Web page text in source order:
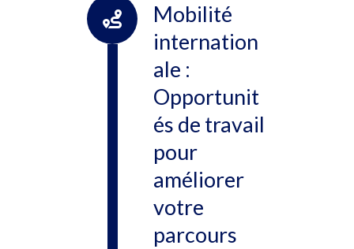
Mobilité
internation
ale :
Opportunit
és de travail
pour
améliorer
votre
parcours